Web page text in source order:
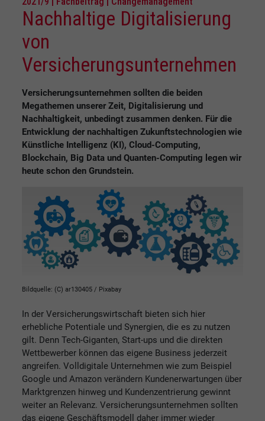
Nachhaltige Digitalisierung
von
Versicherungsunternehmen
Versicherungsunternehmen sollten die beiden
Megathemen unserer Zeit, Digitalisierung und
Nachhaltigkeit, unbedingt zusammen denken. Für die
Entwicklung der nachhaltigen Zukunftstechnologien wie
Künstliche Intelligenz (KI), Cloud-Computing,
Blockchain, Big Data und Quanten-Computing legen wir
heute schon den Grundstein.
Bildquelle: (C) ar130405 / Pixabay
In der Versicherungswirtschaft bieten sich hier
erhebliche Potentiale und Synergien, die es zu nutzen
gilt. Denn Tech-Giganten, Start-ups und die direkten
Wettbewerber können das eigene Business jederzeit
angreifen. Volldigitale Unternehmen wie zum Beispiel
Google und Amazon verändern Kundenerwartungen über
Marktgrenzen hinweg und Kundenzentrierung gewinnt
weiter an Relevanz. Versicherungsunternehmen sollten
das eigene Geschäftsmodell daher immer wieder